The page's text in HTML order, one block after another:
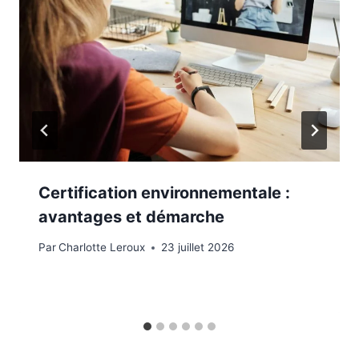
Certification environnementale :
avantages et démarche
ParCharlotte Leroux 23 juillet 2026